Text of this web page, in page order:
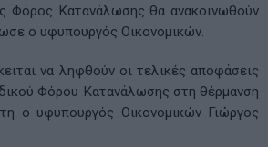
Φόρος Κατανάλωσης θα ανακοινωθούν
ο υφυπουργός Οικονομικών.
να ληφθούν οι τελικές αποφάσεις
Φόρου Κατανάλωσης στη θέρμανση
ο υφυπουργός Οικονομικών Γιώργος